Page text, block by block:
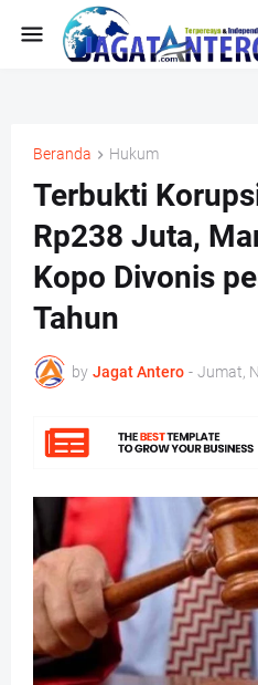
Beranda Hukum
Terbukti
Rp238 Juta,
Kopo Divonis
Tahun
by Jagat Antero - Jumat,